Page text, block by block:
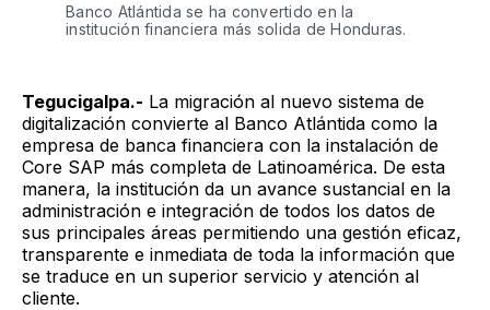
Banco Atlántida se ha convertido en la
institución financiera más solida de Honduras.
Tegucigalpa.- La migración al nuevo sistema de
digitalización convierte al Banco Atlántida como la
empresa de banca financiera con la instalación de
Core SAP más completa de Latinoamérica. De esta
manera, la institución da un avance sustancial en la
administración e integración de todos los datos de
sus principales áreas permitiendo una gestión eficaz,
transparente e inmediata de toda la información que
se traduce en un superior servicio y atención al
cliente.